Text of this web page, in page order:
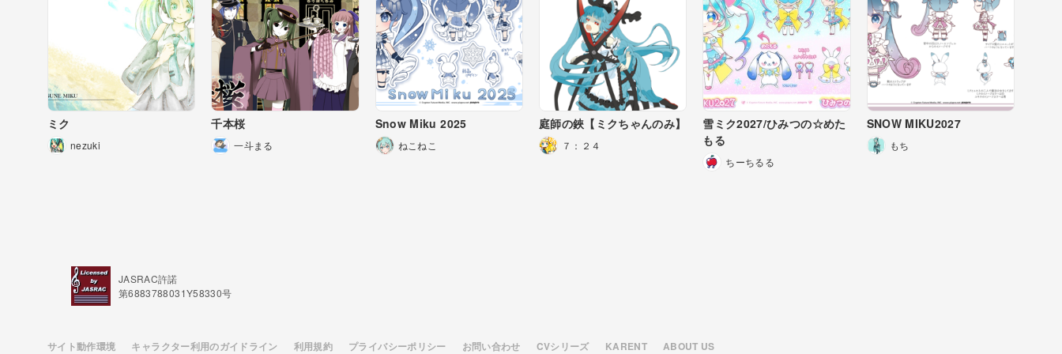
ミク
nezuki
千本桜
一斗まる
Snow Miku 2025
ねこねこ
庭師の鋏【ミクちゃんのみ】
７：２４
雪ミク2027/ひみつの☆めた
もる
ちーちるる
SNOW MIKU2027
もち
JASRAC許諾
第6883788031Y58330号
サイト動作環境 キャラクター利用のガイドライン 利用規約 プライバシーポリシー お問い合わせ CVシリーズ KARENT ABOUT US